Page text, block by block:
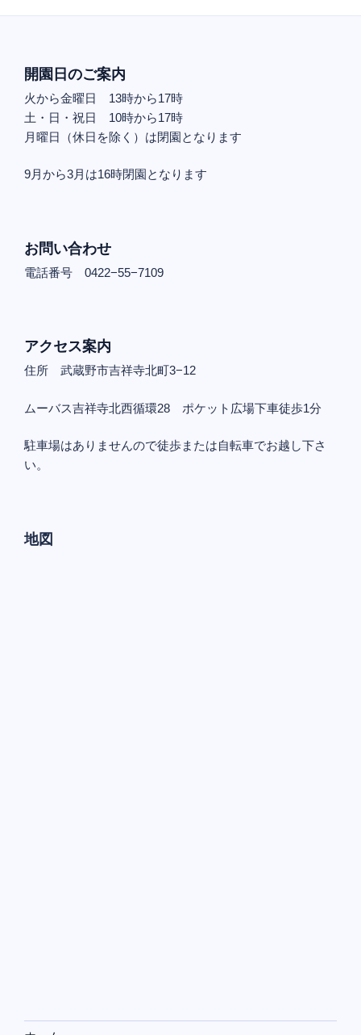
開園日のご案内
火から金曜日 13時から17時
土・日・祝日 10時から17時
月曜日（休日を除く）は閉園となります
9月から3月は16時閉園となります
お問い合わせ
電話番号 0422−55−7109
アクセス案内
住所 武蔵野市吉祥寺北町3−12
ムーバス吉祥寺北西循環28 ポケット広場下車徒歩1分
駐車場はありませんので徒歩または自転車でお越し下さ
い。
地図